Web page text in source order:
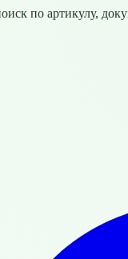
по артикулу,